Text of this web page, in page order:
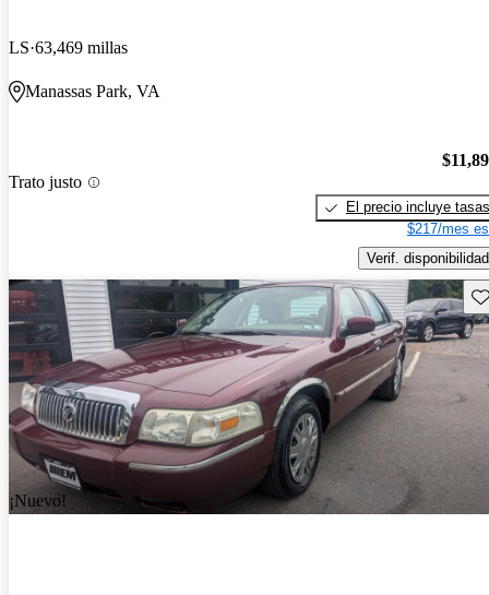
LS 63,469 millas
Manassas Park, VA
Trato justo
El precio incluye tasas
$217/mes
Verif. disponibilidad
¡Nuevo!